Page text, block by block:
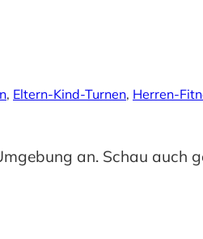
, Eltern-Kind-Turnen, Herren-
an. Schau auch